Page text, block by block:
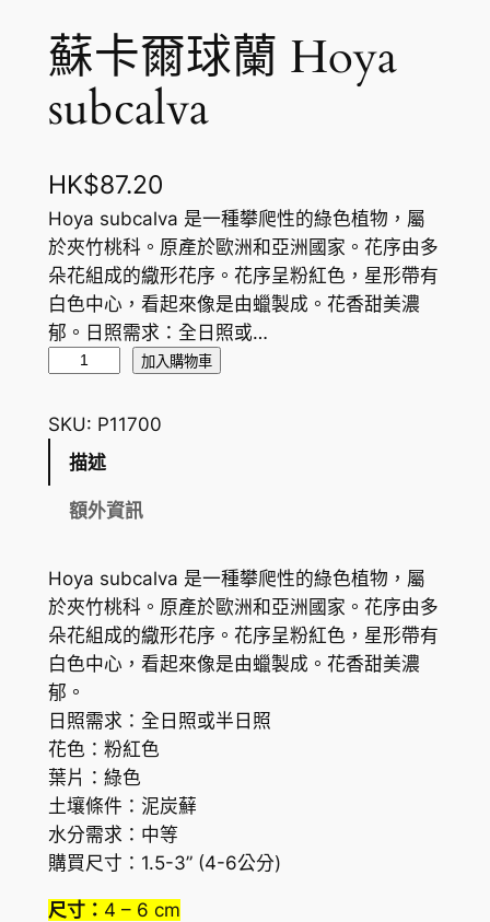
蘇卡爾球蘭 Hoya
subcalva
HK$87.20
Hoya subcalva 是一種攀爬性的綠色植物，屬
於夾竹桃科。原產於歐洲和亞洲國家。花序由多
朵花組成的繖形花序。花序呈粉紅色，星形帶有
白色中心，看起來像是由蠟製成。花香甜美濃
郁。日照需求：全日照或…
爾
球
a
s
u
b
c
a
l
v
a
數
量
加入購物車
SKU: P11700
描述
額外資訊
Hoya subcalva 是一種攀爬性的綠色植物，屬
於夾竹桃科。原產於歐洲和亞洲國家。花序由多
朵花組成的繖形花序。花序呈粉紅色，星形帶有
白色中心，看起來像是由蠟製成。花香甜美濃
郁。
日照需求：全日照或半日照
花色：粉紅色
葉片：綠色
土壤條件：泥炭蘚
水分需求：中等
購買尺寸：1.5-3” (4-6公分)
尺寸： 4 – 6 cm